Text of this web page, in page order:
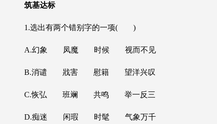
筑基达标
1.选出有两个错别字的一项( )
A.幻象 凤魔 时候 视而不见
B.消谴 戕害 慰籍 望洋兴叹
C.恢弘 班斓 共鸣 举一反三
D.痴迷 闲瑕 时髦 气象万千